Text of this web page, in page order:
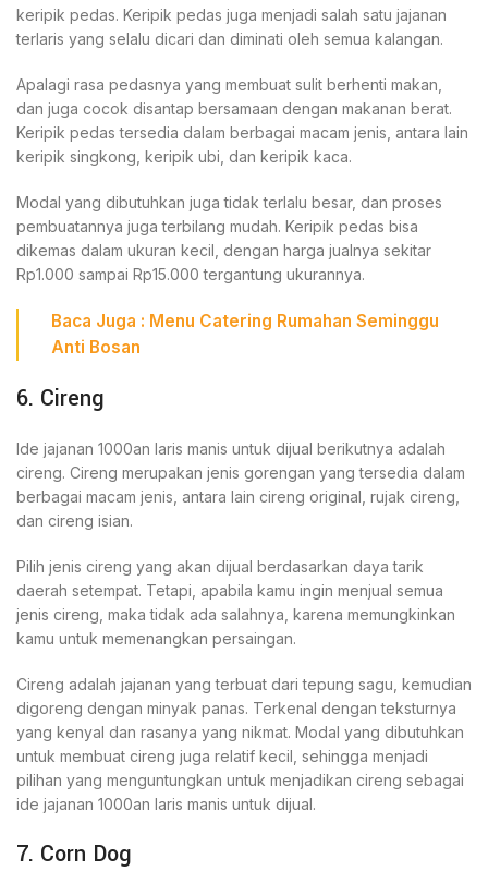
keripik pedas. Keripik pedas juga menjadi salah satu jajanan
terlaris yang selalu dicari dan diminati oleh semua kalangan.
Apalagi rasa pedasnya yang membuat sulit berhenti makan,
dan juga cocok disantap bersamaan dengan makanan berat.
Keripik pedas tersedia dalam berbagai macam jenis, antara lain
keripik singkong, keripik ubi, dan keripik kaca.
Modal yang dibutuhkan juga tidak terlalu besar, dan proses
pembuatannya juga terbilang mudah. Keripik pedas bisa
dikemas dalam ukuran kecil, dengan harga jualnya sekitar
Rp1.000 sampai Rp15.000 tergantung ukurannya.
Baca Juga : Menu Catering Rumahan Seminggu
Anti Bosan
6. Cireng
Ide jajanan 1000an laris manis untuk dijual berikutnya adalah
cireng. Cireng merupakan jenis gorengan yang tersedia dalam
berbagai macam jenis, antara lain cireng original, rujak cireng,
dan cireng isian.
Pilih jenis cireng yang akan dijual berdasarkan daya tarik
daerah setempat. Tetapi, apabila kamu ingin menjual semua
jenis cireng, maka tidak ada salahnya, karena memungkinkan
kamu untuk memenangkan persaingan.
Cireng adalah jajanan yang terbuat dari tepung sagu, kemudian
digoreng dengan minyak panas. Terkenal dengan teksturnya
yang kenyal dan rasanya yang nikmat. Modal yang dibutuhkan
untuk membuat cireng juga relatif kecil, sehingga menjadi
pilihan yang menguntungkan untuk menjadikan cireng sebagai
ide jajanan 1000an laris manis untuk dijual.
7. Corn Dog